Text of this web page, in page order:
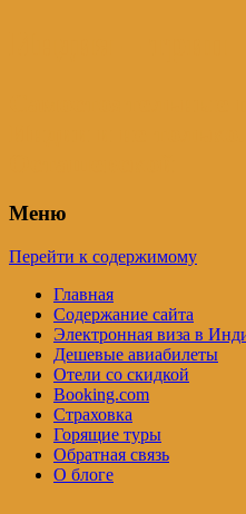
Меню
Перейти к содержимому
Главная
Содержание сайта
Электронная виза в
Дешевые авиабилеты
Отели со скидкой
Booking.com
Страховка
Горящие туры
Обратная связь
О блоге